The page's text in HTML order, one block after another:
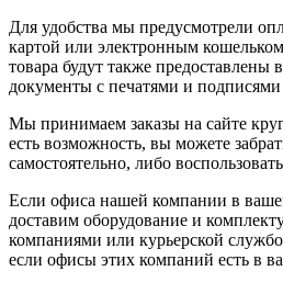
Для удобства мы предусмотрели
картой или электронным
товара будут также
документы с печатями и
Мы принимаем заказы на сайте
есть возможность, вы можете
самостоятельно, либо
Если офиса нашей компании в
доставим оборудование и
компаниями или курьерской
если офисы этих компаний есть в